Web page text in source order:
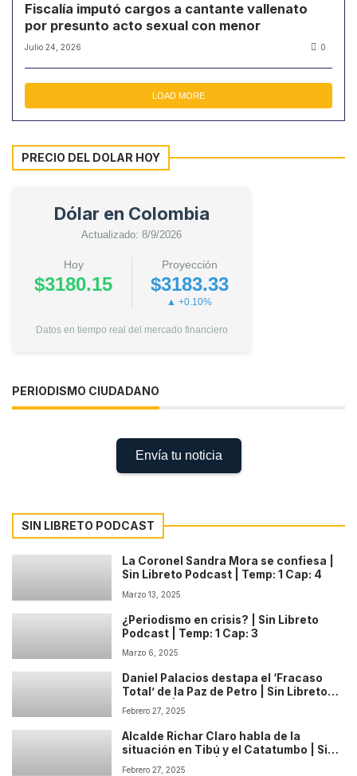
Fiscalía imputó cargos a cantante vallenato
por presunto acto sexual con menor
Julio 24, 2026 0
LOAD MORE
PRECIO DEL DOLAR HOY
Dólar en Colombia
Actualizado: 8/9/2026
Hoy
$3180.15
Proyección
$3183.33
▲ +0.10%
Datos en tiempo real del mercado financiero
PERIODISMO CIUDADANO
Envía tu noticia
SIN LIBRETO PODCAST
La Coronel Sandra Mora se confiesa |
Sin Libreto Podcast | Temp: 1 Cap: 4
Marzo 13, 2025
¿Periodismo en crisis? | Sin Libreto
Podcast | Temp: 1 Cap: 3
Marzo 6, 2025
Daniel Palacios destapa el ‘Fracaso
Total’ de la Paz de Petro | Sin Libreto
Podcast | Temp: 1 Cap: 2
Febrero 27, 2025
Alcalde Richar Claro habla de la
situación en Tibú y el Catatumbo | Sin
Libreto Podcast | Temp: 1 Cap: 1
Febrero 27, 2025